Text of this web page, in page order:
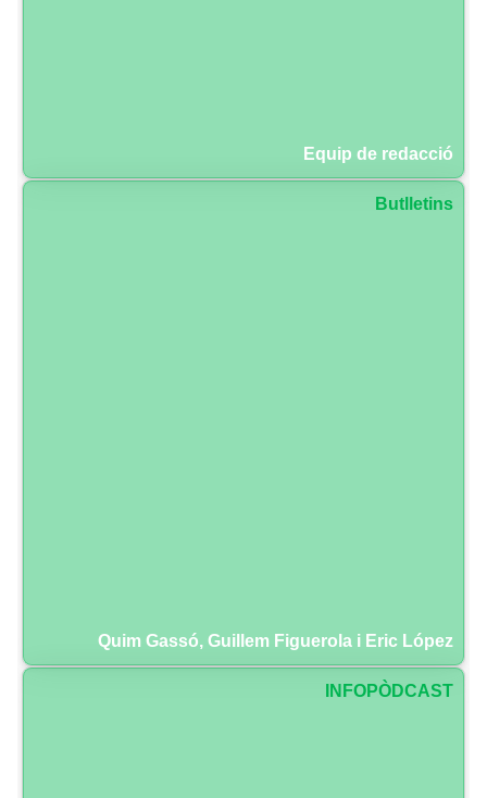
Equip de redacció
Butlletins
Quim Gassó, Guillem Figuerola i Eric López
INFOPÒDCAST